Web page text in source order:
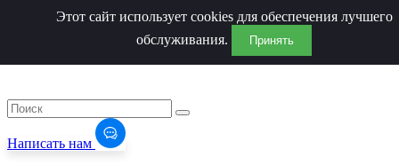
Написать нам
Этот сайт использует cookies для обеспечения лучшего
обслуживания.
Принять